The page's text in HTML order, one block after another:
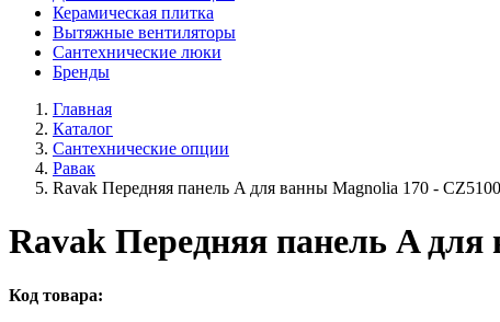
Керамическая плитка
Вытяжные вентиляторы
Сантехнические люки
Бренды
Главная
Каталог
Сантехнические опции
Равак
Ravak Передняя панель A для ванны Magnolia 170 -
Ravak Передняя панель A
Код товара: